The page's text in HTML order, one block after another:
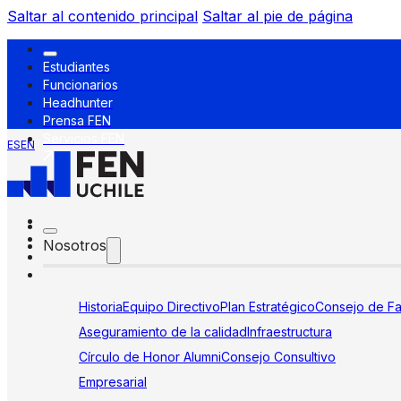
Saltar al contenido principal Saltar al pie de página
Estudiantes
Funcionarios
Headhunter
Prensa FEN
ESEN
Nosotros
HistoriaEquipo DirectivoPlan EstratégicoConsejo de
Aseguramiento de la calidadInfraestructura
Círculo de Honor AlumniConsejo Consultivo
Empresarial